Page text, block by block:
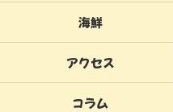
海鮮
アクセス
コラム